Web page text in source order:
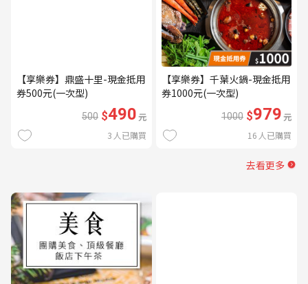
【享樂券】鼎盛十里-現金抵用
券500元(一次型)
500 $490元
3 人已購買
【享樂券】千葉火鍋-現金抵用
券1000元(一次型)
1000 $979元
16 人已購買
去看更多